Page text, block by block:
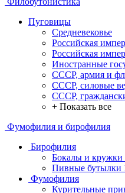
Пуговицы
Средневековье
Российская
Российская
Иностранные
СССР, армия и
СССР, силовые
СССР,
+ Показать все
Фумофилия и бирофилия
Бирофилия
Бокалы и кружки
Пивные бутылки
Фумофилия
Курительные